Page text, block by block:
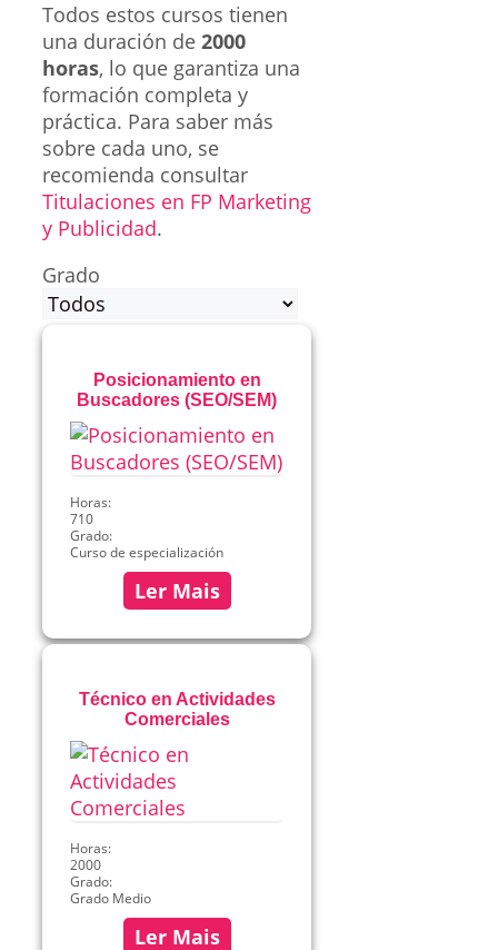
Todos estos cursos tienen
una duración de 2000
horas, lo que garantiza una
formación completa y
práctica. Para saber más
sobre cada uno, se
recomienda consultar
Titulaciones en FP Marketing
y Publicidad.
Grado
Posicionamiento en
Buscadores (SEO/SEM)
Horas:
710
Grado:
Curso de especialización
Ler Mais
Técnico en Actividades
Comerciales
Horas:
2000
Grado:
Grado Medio
Ler Mais